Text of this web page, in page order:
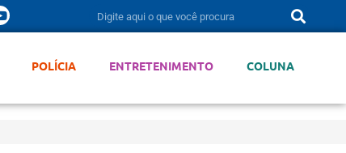
POLÍCIA ENTRETENIMENTO COLUNA